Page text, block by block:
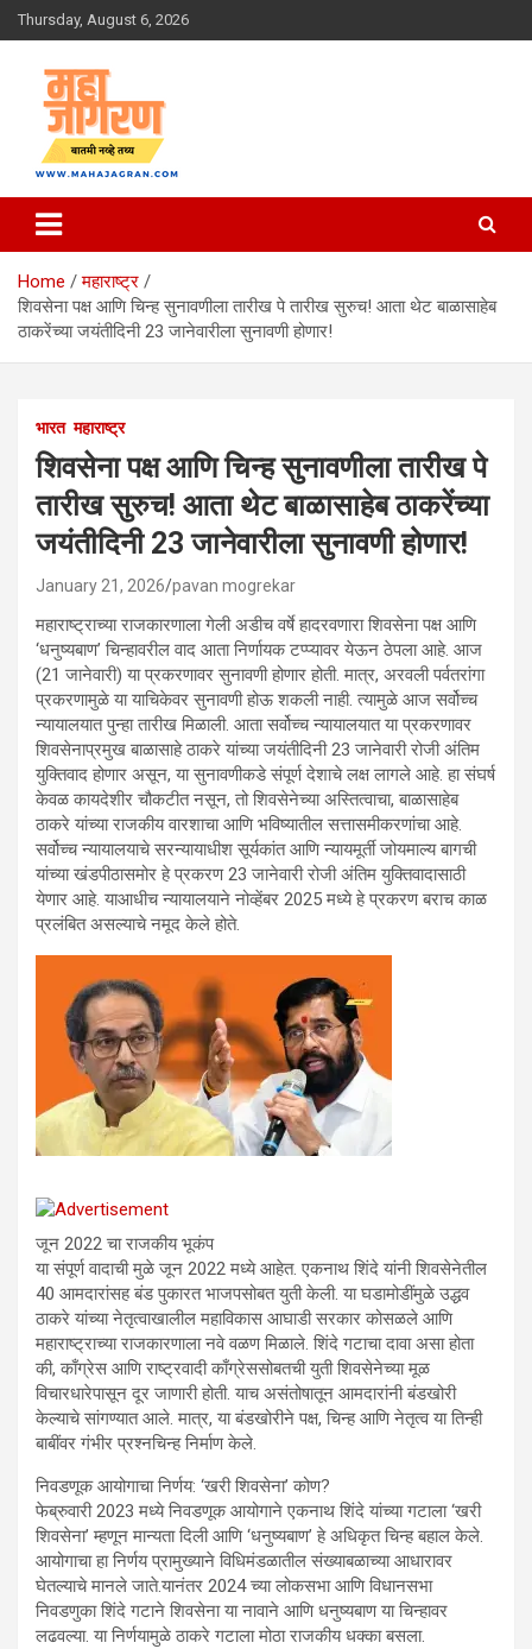
Skip
to
Thursday, August 6, 2026
महा जागरण
Home
महाराष्ट्र
शिवसेना पक्ष आणि चिन्ह सुनावणीला तारीख पे तारीख सुरुच! आता थेट बाळासाहेब
ठाकरेंच्या जयंतीदिनी 23 जानेवारीला सुनावणी होणार!
भारत महाराष्ट्र
शिवसेना पक्ष आणि चिन्ह सुनावणीला तारीख पे
तारीख सुरुच! आता थेट बाळासाहेब ठाकरेंच्या
जयंतीदिनी 23 जानेवारीला सुनावणी होणार!
January 21, 2026 pavan mogrekar
महाराष्ट्राच्या राजकारणाला गेली अडीच वर्षे हादरवणारा शिवसेना पक्ष आणि
‘धनुष्यबाण’ चिन्हावरील वाद आता निर्णायक टप्प्यावर येऊन ठेपला आहे. आज
(21 जानेवारी) या प्रकरणावर सुनावणी होणार होती. मात्र, अरवली पर्वतरांगा
प्रकरणामुळे या याचिकेवर सुनावणी होऊ शकली नाही. त्यामुळे आज सर्वोच्च
न्यायालयात पुन्हा तारीख मिळाली. आता सर्वोच्च न्यायालयात या प्रकरणावर
शिवसेनाप्रमुख बाळासाहे ठाकरे यांच्या जयंतीदिनी 23 जानेवारी रोजी अंतिम
युक्तिवाद होणार असून, या सुनावणीकडे संपूर्ण देशाचे लक्ष लागले आहे. हा संघर्ष
केवळ कायदेशीर चौकटीत नसून, तो शिवसेनेच्या अस्तित्वाचा, बाळासाहेब
ठाकरे यांच्या राजकीय वारशाचा आणि भविष्यातील सत्तासमीकरणांचा आहे.
सर्वोच्च न्यायालयाचे सरन्यायाधीश सूर्यकांत आणि न्यायमूर्ती जोयमाल्य बागची
यांच्या खंडपीठासमोर हे प्रकरण 23 जानेवारी रोजी अंतिम युक्तिवादासाठी
येणार आहे. याआधीच न्यायालयाने नोव्हेंबर 2025 मध्ये हे प्रकरण बराच काळ
प्रलंबित असल्याचे नमूद केले होते.
जून 2022 चा राजकीय भूकंप
या संपूर्ण वादाची मुळे जून 2022 मध्ये आहेत. एकनाथ शिंदे यांनी शिवसेनेतील
40 आमदारांसह बंड पुकारत भाजपसोबत युती केली. या घडामोडींमुळे उद्धव
ठाकरे यांच्या नेतृत्वाखालील महाविकास आघाडी सरकार कोसळले आणि
महाराष्ट्राच्या राजकारणाला नवे वळण मिळाले. शिंदे गटाचा दावा असा होता
की, काँग्रेस आणि राष्ट्रवादी काँग्रेससोबतची युती शिवसेनेच्या मूळ
विचारधारेपासून दूर जाणारी होती. याच असंतोषातून आमदारांनी बंडखोरी
केल्याचे सांगण्यात आले. मात्र, या बंडखोरीने पक्ष, चिन्ह आणि नेतृत्व या तिन्ही
बाबींवर गंभीर प्रश्नचिन्ह निर्माण केले.
निवडणूक आयोगाचा निर्णय: ‘खरी शिवसेना’ कोण?
फेब्रुवारी 2023 मध्ये निवडणूक आयोगाने एकनाथ शिंदे यांच्या गटाला ‘खरी
शिवसेना’ म्हणून मान्यता दिली आणि ‘धनुष्यबाण’ हे अधिकृत चिन्ह बहाल केले.
आयोगाचा हा निर्णय प्रामुख्याने विधिमंडळातील संख्याबळाच्या आधारावर
घेतल्याचे मानले जाते.यानंतर 2024 च्या लोकसभा आणि विधानसभा
निवडणुका शिंदे गटाने शिवसेना या नावाने आणि धनुष्यबाण या चिन्हावर
लढवल्या. या निर्णयामुळे ठाकरे गटाला मोठा राजकीय धक्का बसला.